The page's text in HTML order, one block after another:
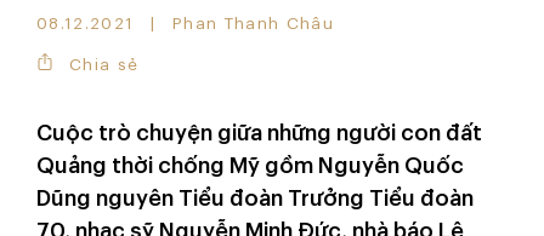
08.12.2021 Phan Thanh Châu
Chia sẻ
Cuộc trò chuyện giữa những người con đất
Quảng thời chống Mỹ gồm Nguyễn Quốc
Dũng nguyên Tiểu đoàn Trưởng Tiểu đoàn
70, nhạc sỹ Nguyễn Minh Đức, nhà báo Lê